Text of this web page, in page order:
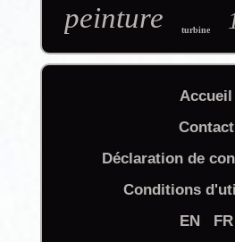
peinture turbine
Accueil
Contact
Déclaration de
Conditions
EN
FR